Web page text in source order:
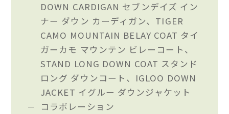
DOWN CARDIGAN セブンデイズ イン
ナー ダウン カーディガン、TIGER
CAMO MOUNTAIN BELAY COAT タイ
ガーカモ マウンテン ビレーコート、
STAND LONG DOWN COAT スタンド
ロング ダウンコート、IGLOO DOWN
JACKET イグルー ダウンジャケット
コラボレーション